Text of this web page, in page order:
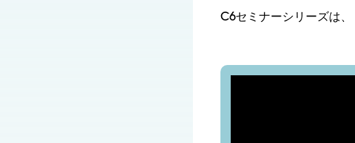
C6セミナーシリーズは、